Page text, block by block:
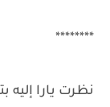
********
نظرت يارا إليه